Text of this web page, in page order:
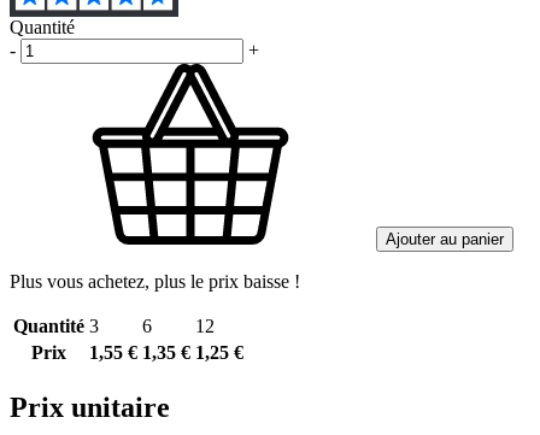
Quantité
-
+
Ajouter au panier
Plus vous achetez, plus le prix baisse !
Quantité 3 6
12
Prix
1,55 € 1,35 € 1,25 €
Prix unitaire